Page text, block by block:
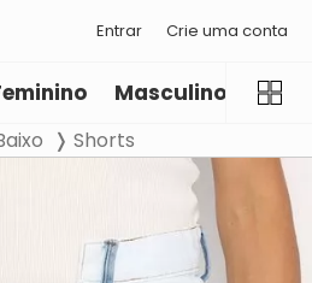
Entrar Crie uma conta
Masculino
Shorts